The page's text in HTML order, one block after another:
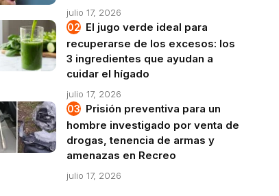
julio 17, 2026
El jugo verde ideal para
recuperarse de los excesos: los
3 ingredientes que ayudan a
cuidar el hígado
julio 17, 2026
Prisión preventiva para un
hombre investigado por venta de
drogas, tenencia de armas y
amenazas en Recreo
julio 17, 2026